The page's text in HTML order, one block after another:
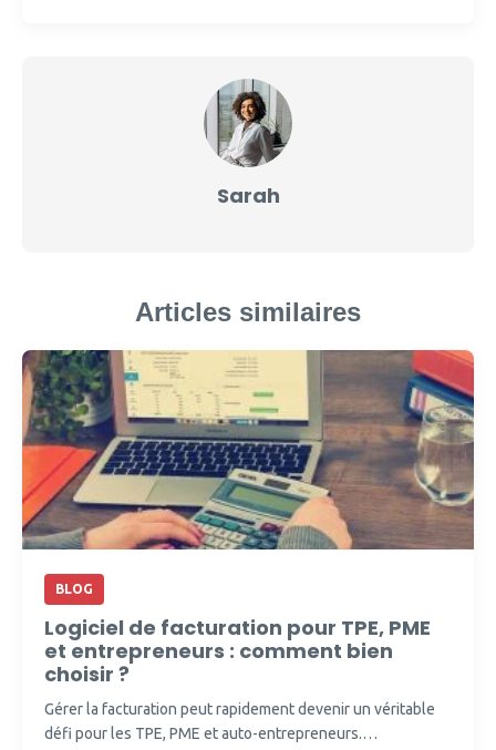
Sarah
Articles similaires
BLOG
Logiciel de facturation pour TPE, PME
et entrepreneurs : comment bien
choisir ?
Gérer la facturation peut rapidement devenir un véritable
défi pour les TPE, PME et auto-entrepreneurs.…